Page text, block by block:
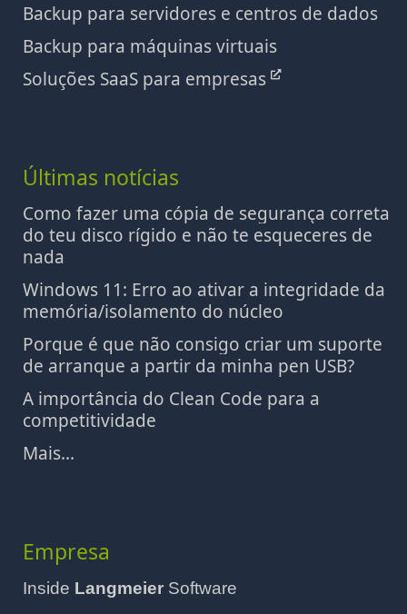
Backup para servidores e centros de dados
Backup para máquinas virtuais
Soluções SaaS para empresas
Últimas notícias
Como fazer uma cópia de segurança correta
do teu disco rígido e não te esqueceres de
nada
Windows 11: Erro ao ativar a integridade da
memória/isolamento do núcleo
Porque é que não consigo criar um suporte
de arranque a partir da minha pen USB?
A importância do Clean Code para a
competitividade
Mais...
Empresa
Inside Langmeier Software